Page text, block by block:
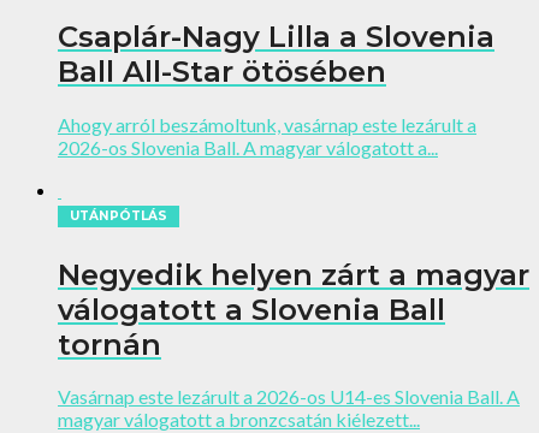
Csaplár-Nagy Lilla a Slovenia
Ball All-Star ötösében
Ahogy arról beszámoltunk, vasárnap este lezárult a
2026-os Slovenia Ball. A magyar válogatott a...
UTÁNPÓTLÁS
Negyedik helyen zárt a magyar
válogatott a Slovenia Ball
tornán
Vasárnap este lezárult a 2026-os U14-es Slovenia Ball. A
magyar válogatott a bronzcsatán kiélezett...